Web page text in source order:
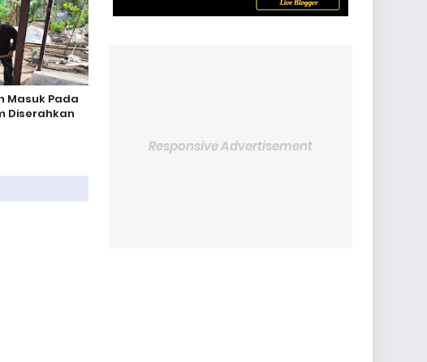
Masuk Pada
Diserahkan
Responsive Advertisement